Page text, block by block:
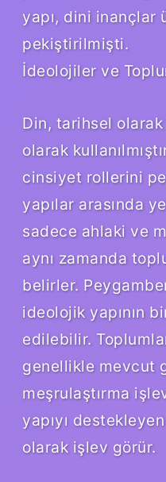
yapı, dini inançlar
pekiştirilmişti.
İdeolojiler ve
Din, tarihsel
olarak
cinsiyet rollerini
yapılar arasında
sadece ahlaki ve
aynı zamanda
belirler.
ideolojik yapının
edilebilir.
genellikle mevcut
meşrulaştırma
yapıyı
olarak işlev görür.